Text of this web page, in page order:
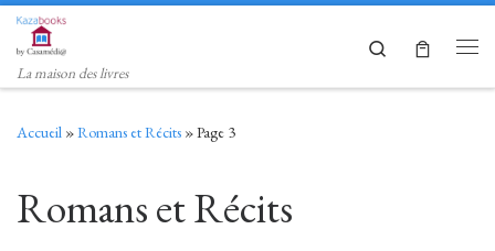
Skip to content
La maison des livres
Search
Accueil »Romans et Récits »Page 3
Romans et Récits